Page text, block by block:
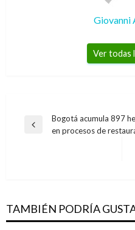
Giovanni
Ver todas
Navegación
Entrada
Bogotá acumula 897
en procesos de
TAMBIÉN PODRÍA